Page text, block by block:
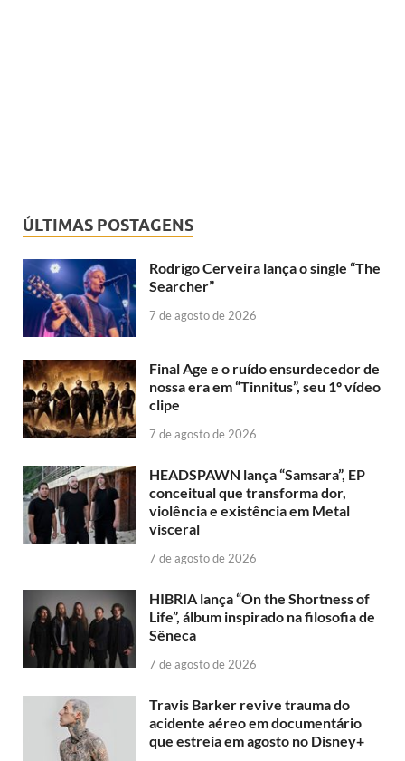
ÚLTIMAS POSTAGENS
Rodrigo Cerveira lança o single “The
Searcher”
7 de agosto de 2026
Final Age e o ruído ensurdecedor de
nossa era em “Tinnitus”, seu 1º vídeo
clipe
7 de agosto de 2026
HEADSPAWN lança “Samsara”, EP
conceitual que transforma dor,
violência e existência em Metal
visceral
7 de agosto de 2026
HIBRIA lança “On the Shortness of
Life”, álbum inspirado na filosofia de
Sêneca
7 de agosto de 2026
Travis Barker revive trauma do
acidente aéreo em documentário
que estreia em agosto no Disney+